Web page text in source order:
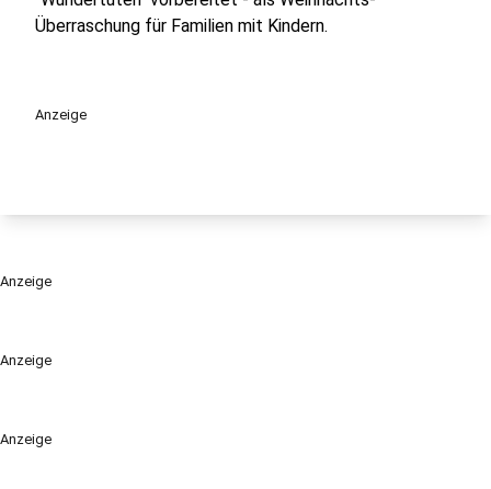
Anzeige
Anzeige
Überraschung für Familien mit Kindern.
Anzeige
Anzeige